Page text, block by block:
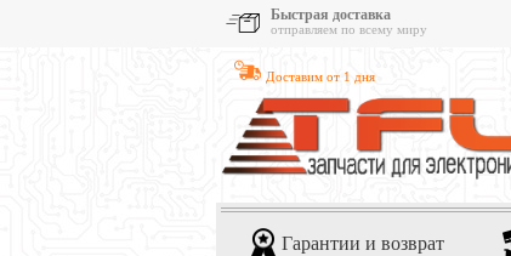
Быстрая доставка
отправляем по всему миру
Доставим от 1 дня
Гарантии и возврат